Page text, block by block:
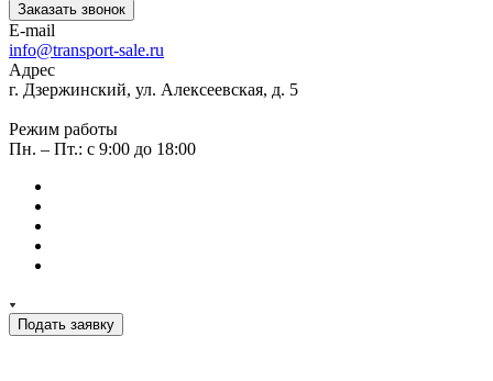
Заказать звонок
E-mail
info@transport-sale.ru
Адрес
г. Дзержинский, ул. Алексеевская, д. 5
Режим работы
Пн. – Пт.: с 9:00 до 18:00
Подать заявку